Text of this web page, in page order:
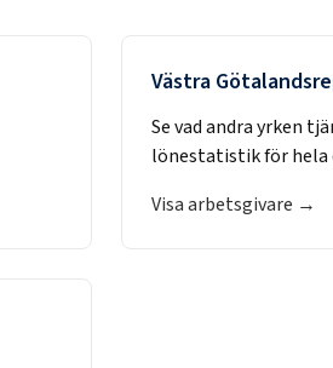
Västra
Se vad andra yrken
lönestatistik för hela
Visa arbetsgivare →